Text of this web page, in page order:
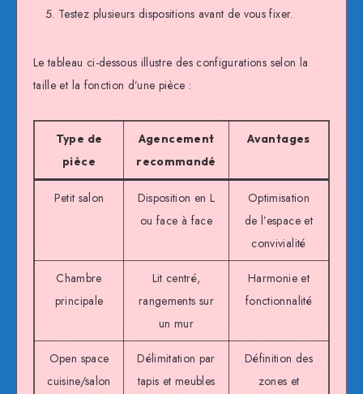
Testez plusieurs dispositions avant de vous fixer.
Le tableau ci-dessous illustre des configurations selon la
taille et la fonction d’une pièce :
Type de
pièce
Agencement
recommandé
Avantages
Petit salon
Disposition en L
ou face à face
Optimisation
de l’espace et
convivialité
Chambre
principale
Lit centré,
rangements sur
un mur
Harmonie et
fonctionnalité
Open space
cuisine/salon
Délimitation par
tapis et meubles
Définition des
zones et